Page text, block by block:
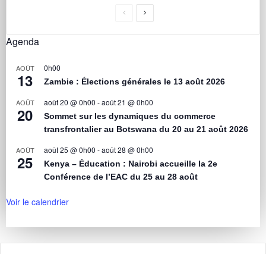
Agenda
AOÛT
13
0h00
Zambie : Élections générales le 13 août 2026
AOÛT
20
août 20 @ 0h00 -août 21 @ 0h00
Sommet sur les dynamiques du commerce
transfrontalier au Botswana du 20 au 21 août 2026
AOÛT
25
août 25 @ 0h00 -août 28 @ 0h00
Kenya – Éducation : Nairobi accueille la 2e
Conférence de l’EAC du 25 au 28 août
Voir le calendrier